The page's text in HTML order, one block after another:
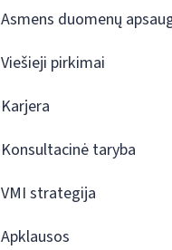
Asmens duomenų
Viešieji pirkimai
Karjera
Konsultacinė taryba
VMI strategija
Apklausos